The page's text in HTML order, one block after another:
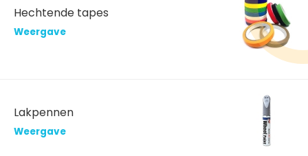
Hechtende tapes
Weergave
Lakpennen
Weergave